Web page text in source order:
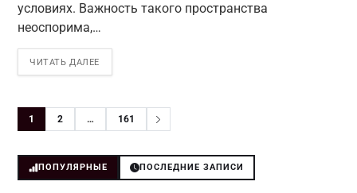
условиях. Важность такого пространства
неоспорима,…
ЧИТАТЬ ДАЛЕЕ
1 2 … 161
ПОПУЛЯРНЫЕ ПОСЛЕДНИЕ ЗАПИСИ